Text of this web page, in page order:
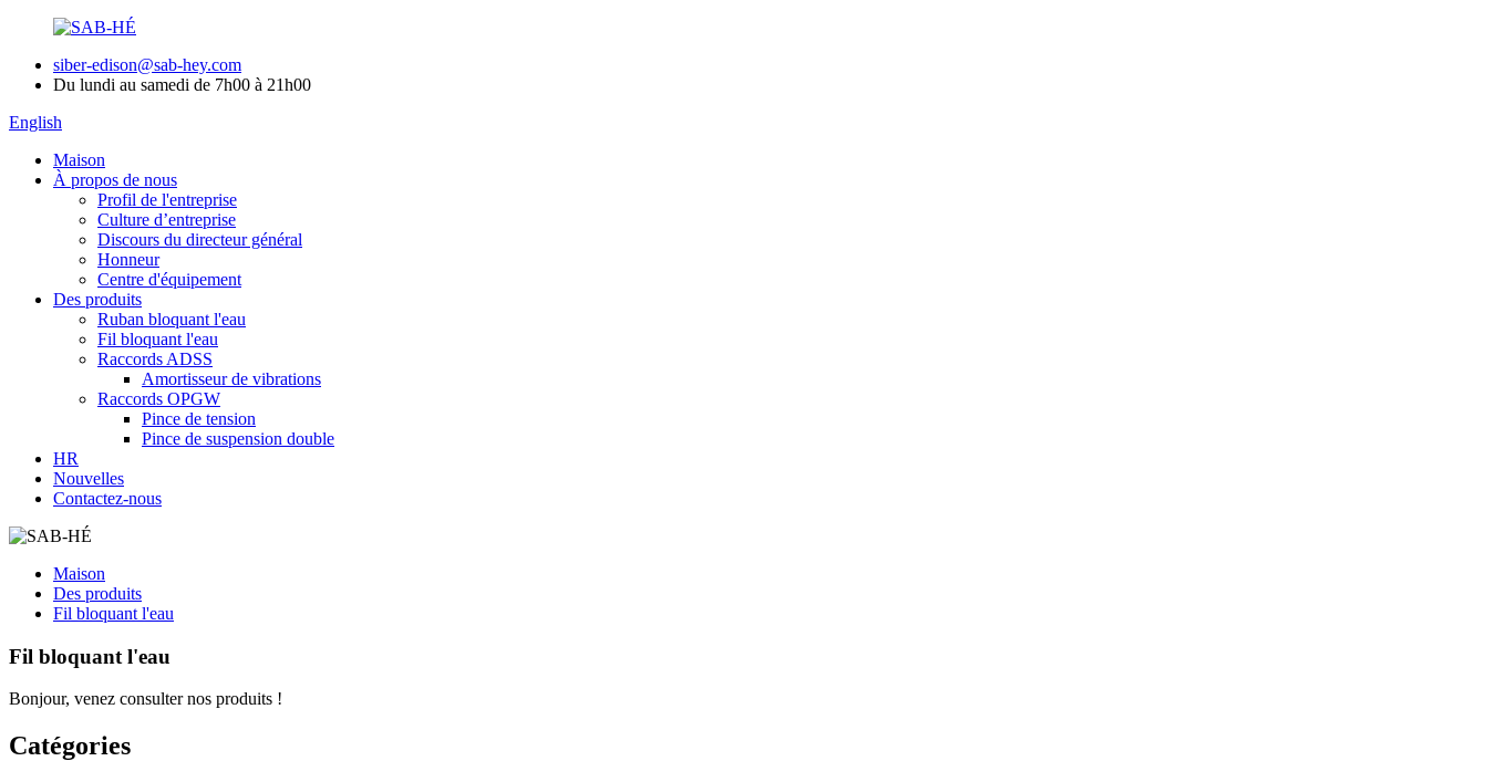
siber-edison@sab-hey.com
Du lundi au samedi de 7h00 à 21h00
English
Maison
À propos de nous
Profil de l'entreprise
Culture d’entreprise
Discours du directeur général
Honneur
Centre d'équipement
Des produits
Ruban bloquant l'eau
Fil bloquant l'eau
Raccords ADSS
Amortisseur de vibrations
Raccords OPGW
Pince de tension
Pince de suspension double
HR
Nouvelles
Contactez-nous
Maison
Des produits
Fil bloquant l'eau
Fil bloquant l'eau
Bonjour, venez consulter nos produits !
Catégories